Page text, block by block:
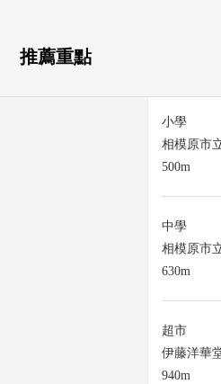
推薦重點
小學
相模原市
500m
中學
相模原市
630m
超市
伊藤洋華
940m